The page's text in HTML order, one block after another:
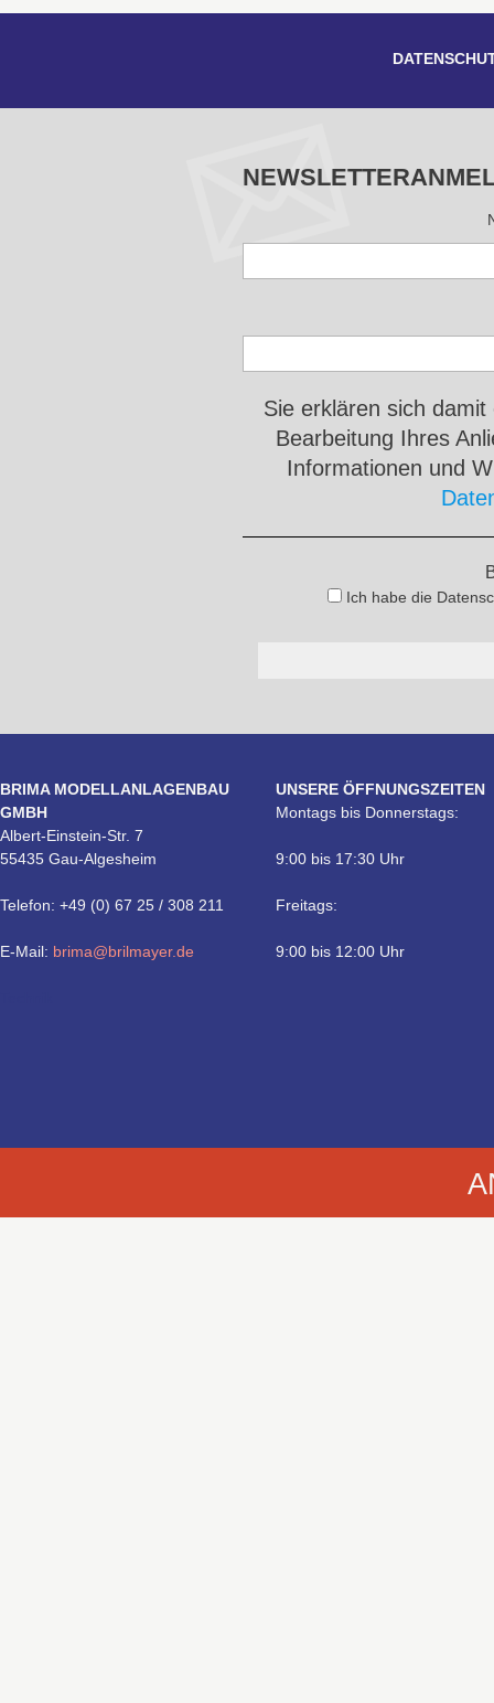
Sie erklären sich
Bearbeitung Ihres
Informationen und
Ich habe die
BRIMA MODELLANLAGENBAU
GMBH
Albert-Einstein-Str. 7
55435 Gau-Algesheim
Telefon: +49 (0) 67 25 / 308 211
E-Mail: brima@brilmayer.de
UNSERE ÖFFNUNGSZEITEN
Montags bis Donnerstags:
9:00 bis 17:30 Uhr
Freitags:
9:00 bis 12:00 Uhr